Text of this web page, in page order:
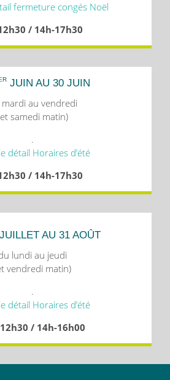
fermeture congés Noël
/ 14h-17h30
JUIN AU 30 JUIN
au vendredi
samedi matin)
.
détail Horaires d’été
/ 14h-17h30
JUILLET AU 31 AOÛT
lundi au jeudi
vendredi matin)
.
détail Horaires d’été
/ 14h-16h00